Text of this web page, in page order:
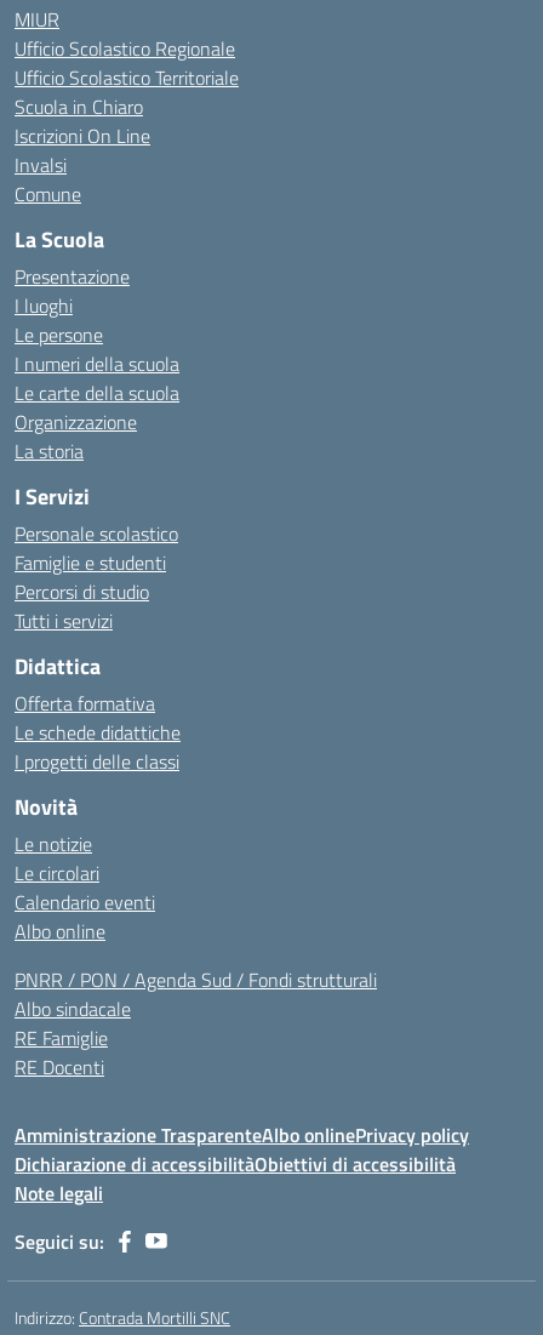
MIUR
Ufficio Scolastico Regionale
Ufficio Scolastico Territoriale
Scuola in Chiaro
Iscrizioni On Line
Invalsi
Comune
La Scuola
Presentazione
I luoghi
Le persone
I numeri della scuola
Le carte della scuola
Organizzazione
La storia
I Servizi
Personale scolastico
Famiglie e studenti
Percorsi di studio
Tutti i servizi
Didattica
Offerta formativa
Le schede didattiche
I progetti delle classi
Novità
Le notizie
Le circolari
Calendario eventi
Albo online
PNRR / PON / Agenda Sud / Fondi strutturali
Albo sindacale
RE Famiglie
RE Docenti
Amministrazione TrasparenteAlbo onlinePrivacy policy
Dichiarazione di accessibilitàObiettivi di accessibilità
Note legali
Seguici su:
Indirizzo: Contrada Mortilli SNC